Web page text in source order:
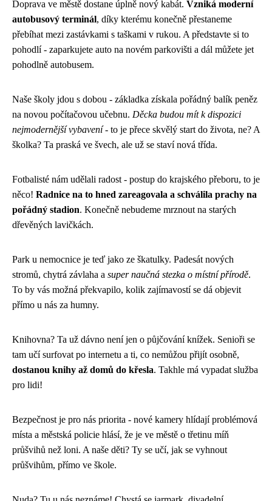
Doprava ve městě dostane úplně nový kabát. Vzniká moderní
autobusový terminál, díky kterému konečně přestaneme
přebíhat mezi zastávkami s taškami v rukou. A představte si to
pohodlí - zaparkujete auto na novém parkovišti a dál můžete jet
pohodlně autobusem.
Naše školy jdou s dobou - základka získala pořádný balík peněz
na novou počítačovou učebnu. Děcka budou mít k dispozici
nejmodernější vybavení- to je přece skvělý start do života, ne? A
školka? Ta praská ve švech, ale už se staví nová třída.
Fotbalisté nám udělali radost - postup do krajského přeboru, to je
něco! Radnice na to hned zareagovala a schválila prachy na
pořádný stadion. Konečně nebudeme mrznout na starých
dřevěných lavičkách.
Park u nemocnice je teď jako ze škatulky. Padesát nových
stromů, chytrá závlaha a super naučná stezka o místní přírodě.
To by vás možná překvapilo, kolik zajímavostí se dá objevit
přímo u nás za humny.
Knihovna? Ta už dávno není jen o půjčování knížek. Senioři se
tam učí surfovat po internetu a ti, co nemůžou přijít osobně,
dostanou knihy až domů do křesla. Takhle má vypadat služba
pro lidi!
Bezpečnost je pro nás priorita - nové kamery hlídají problémová
místa a městská policie hlásí, že je ve městě o třetinu míň
průšvihů než loni. A naše děti? Ty se učí, jak se vyhnout
průšvihům, přímo ve škole.